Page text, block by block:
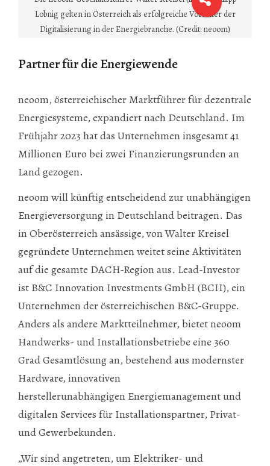
Lobnig gelten in Österreich als erfolgreiche Vorreiter der
Digitalisierung in der Energiebranche. (Credit: neoom)
Partner für die Energiewende
neoom, österreichischer Marktführer für dezentrale
Energiesysteme, expandiert nach Deutschland. Im
Frühjahr 2023 hat das Unternehmen insgesamt 41
Millionen Euro bei zwei Finanzierungsrunden an
Land gezogen.
neoom will künftig entscheidend zur unabhängigen
Energieversorgung in Deutschland beitragen. Das
in Oberösterreich ansässige, von Walter Kreisel
gegründete Unternehmen weitet seine Aktivitäten
auf die gesamte DACH-Region aus. Lead-Investor
ist B&C Innovation Investments GmbH (BCII), ein
Unternehmen der österreichischen B&C-Gruppe.
Anders als andere Marktteilnehmer, bietet neoom
Handwerks- und Installationsbetriebe eine 360
Grad Gesamtlösung an, bestehend aus modernster
Hardware, innovativen
herstellerunabhängigen Energiemanagement und
digitalen Services für Installationspartner, Privat-
und Gewerbekunden.
„Wir sind angetreten, um Elektriker- und